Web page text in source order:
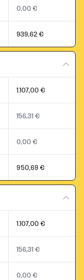
0,00 €
939,62 €
1.107,00 €
156,31 €
0,00 €
950,69 €
1.107,00 €
156,31 €
0,00 €